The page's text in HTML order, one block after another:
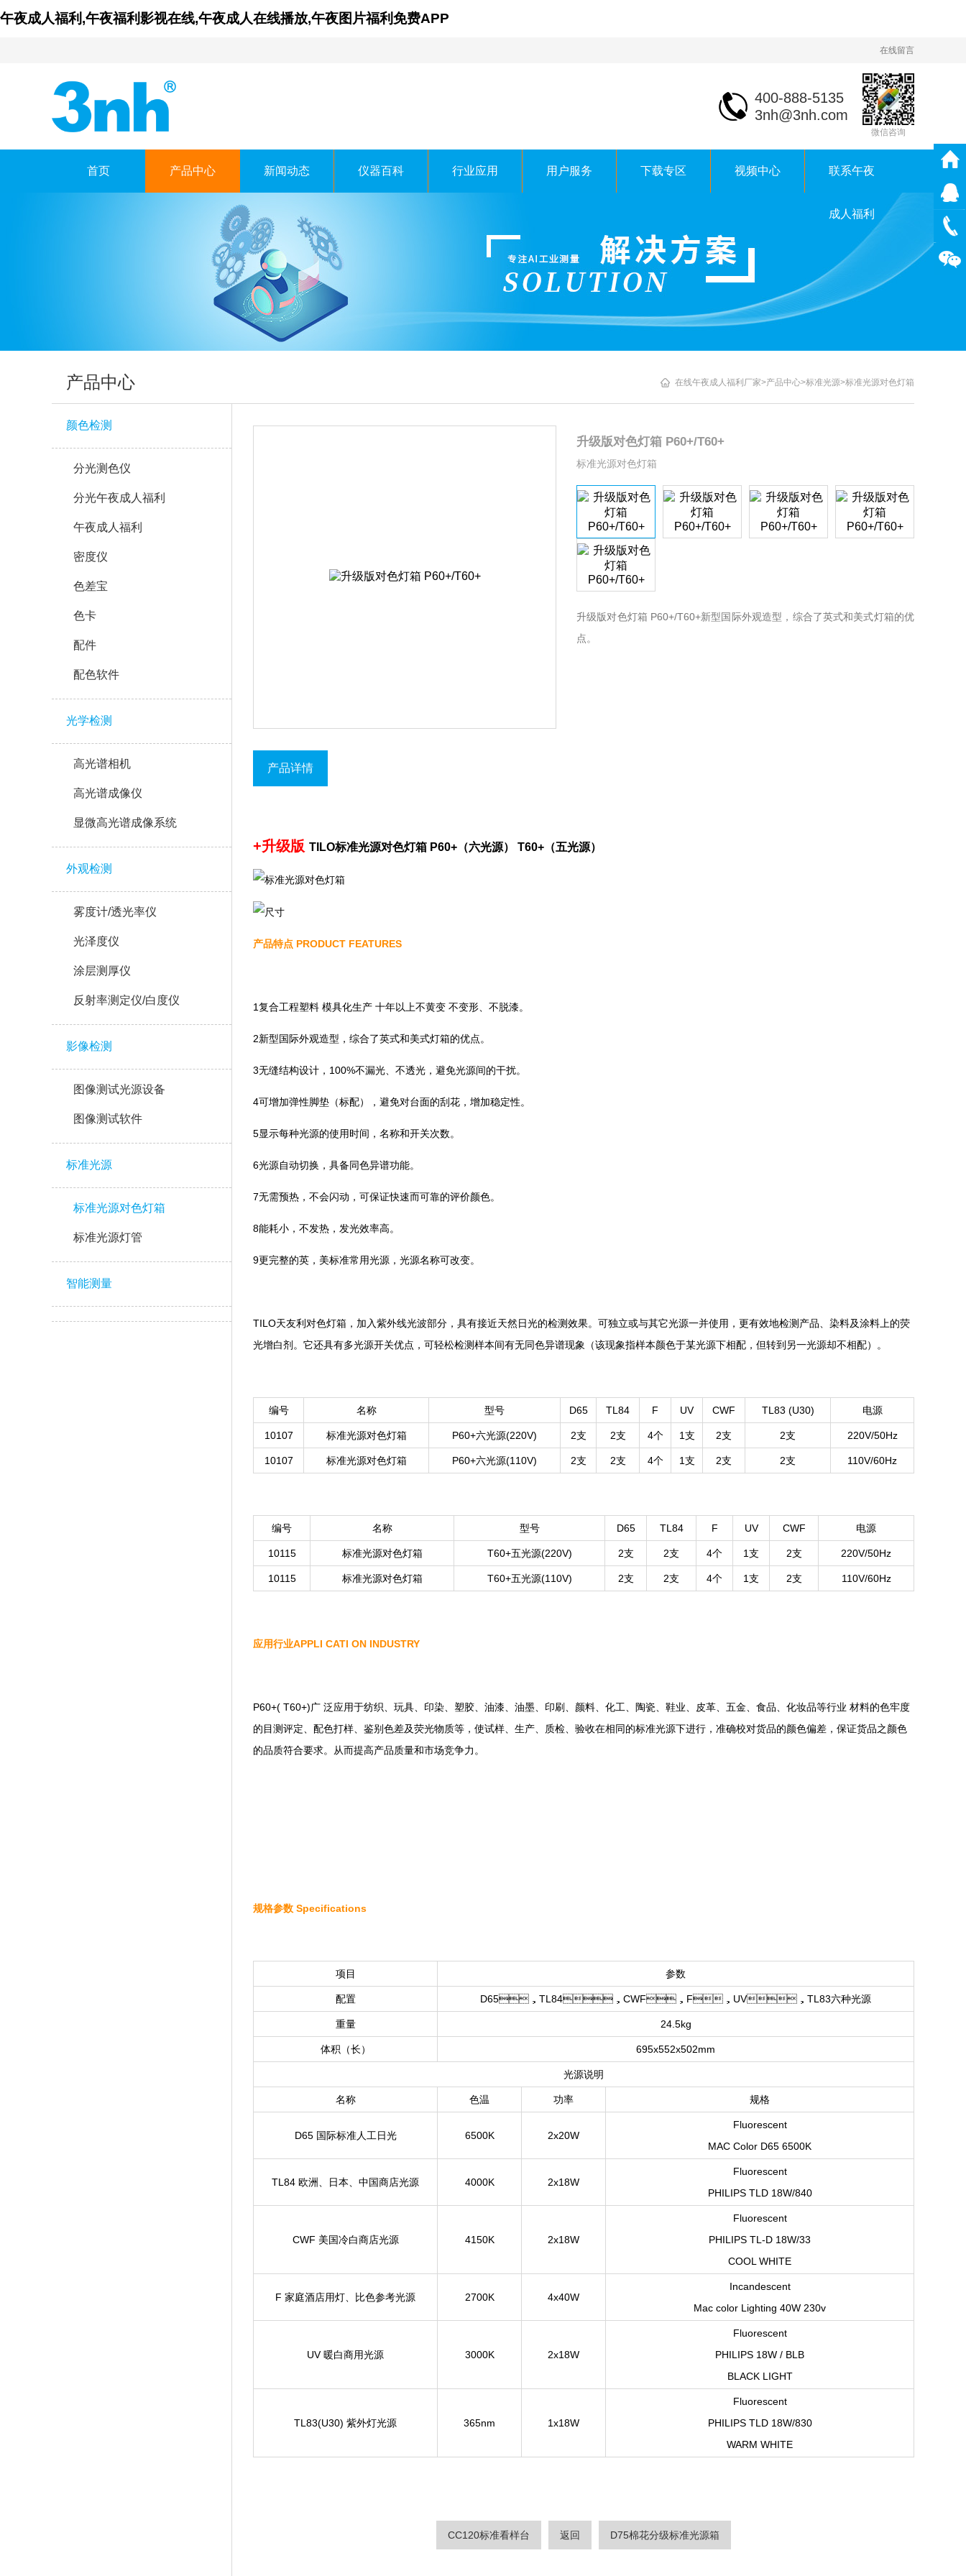
午夜成人福利,午夜福利影视在线,午夜成人在线播放,午夜图片福利免费APP
在线留言
广东午夜福利影视在线时科技有限公司
GUANGDONG THREENH TECHNOLOGY CO.，LTD.
微信咨询
400-888-5135
3nh@3nh.com
首页 产品中心 新闻动态 仪器百科 行业应用 用户服务 下载专区 视频中心 联系午夜
成人福利
产品中心
颜色检测
分光测色仪
分光午夜成人福利
午夜成人福利
密度仪
色差宝
色卡
配件
配色软件
光学检测
高光谱相机
高光谱成像仪
显微高光谱成像系统
外观检测
雾度计/透光率仪
光泽度仪
涂层测厚仪
反射率测定仪/白度仪
影像检测
图像测试光源设备
图像测试软件
标准光源
标准光源对色灯箱
标准光源灯管
智能测量
在线午夜成人福利厂家>产品中心>标准光源>标准光源对色灯箱
升级版对色灯箱 P60+/T60+
标准光源对色灯箱
升级版对色灯箱 P60+/T60+新型国际外观造型，综合了英式和美式灯箱的优
点。
产品详情
+升级版 TILO标准光源对色灯箱 P60+（六光源） T60+（五光源）
产品特点 PRODUCT FEATURES
1复合工程塑料 模具化生产 十年以上不黄变 不变形、不脱漆。
2新型国际外观造型，综合了英式和美式灯箱的优点。
3无缝结构设计，100%不漏光、不透光，避免光源间的干扰。
4可增加弹性脚垫（标配），避免对台面的刮花，增加稳定性。
5显示每种光源的使用时间，名称和开关次数。
6光源自动切换，具备同色异谱功能。
7无需预热，不会闪动，可保证快速而可靠的评价颜色。
8能耗小，不发热，发光效率高。
9更完整的英，美标准常用光源，光源名称可改变。
TILO天友利对色灯箱，加入紫外线光波部分，具有接近天然日光的检测效果。可独立或与其它光源一并使用，更有效地检测产品、染料及涂料上的荧
光增白剂。它还具有多光源开关优点，可轻松检测样本间有无同色异谱现象（该现象指样本颜色于某光源下相配，但转到另一光源却不相配）。
编号 名称 型号 D65 TL84 F UV CWF TL83 (U30) 电源
10107 标准光源对色灯箱 P60+六光源(220V) 2支 2支 4个 1支 2支 2支 220V/50Hz
10107 标准光源对色灯箱 P60+六光源(110V) 2支 2支 4个 1支 2支 2支 110V/60Hz
编号 名称 型号 D65 TL84 F UV CWF 电源
10115 标准光源对色灯箱 T60+五光源(220V) 2支 2支 4个 1支 2支 220V/50Hz
10115 标准光源对色灯箱 T60+五光源(110V) 2支 2支 4个 1支 2支 110V/60Hz
应用行业APPLI CATI ON INDUSTRY
P60+( T60+)广 泛应用于纺织、玩具、印染、塑胶、油漆、油墨、印刷、颜料、化工、陶瓷、鞋业、皮革、五金、食品、化妆品等行业 材料的色牢度
的目测评定、配色打样、鉴别色差及荧光物质等，使试样、生产、质检、验收在相同的标准光源下进行，准确校对货品的颜色偏差，保证货品之颜色
的品质符合要求。从而提高产品质量和市场竞争力。
规格参数 Specifications
项目 参数
配置 D65，TL84，CWF，F，UV，TL83六种光源
重量 24.5kg
体积（长） 695x552x502mm
光源说明
名称 色温 功率 规格
D65 国际标准人工日光 6500K 2x20W
Fluorescent
MAC Color D65 6500K
TL84 欧洲、日本、中国商店光源 4000K 2x18W
Fluorescent
PHILIPS TLD 18W/840
CWF 美国冷白商店光源 4150K 2x18W
Fluorescent
PHILIPS TL-D 18W/33
COOL WHITE
F 家庭酒店用灯、比色参考光源 2700K 4x40W
Incandescent
Mac color Lighting 40W 230v
UV 暖白商用光源 3000K 2x18W
Fluorescent
PHILIPS 18W / BLB
BLACK LIGHT
TL83(U30) 紫外灯光源 365nm 1x18W
Fluorescent
PHILIPS TLD 18W/830
WARM WHITE
CC120标准看样台 返回 D75棉花分级标准光源箱